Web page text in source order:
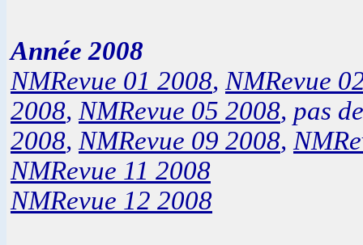
Année 2008
NMRevue 01 2008, NMRevue
2008, NMRevue 05 2008, pas
2008, NMRevue 09 2008,
NMRevue 11 2008
NMRevue 12 2008